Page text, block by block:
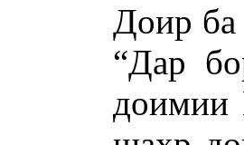
Доир ба
“Дар
доимии